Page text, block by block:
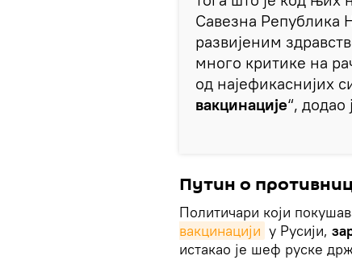
Савезна Република
развијеним
много критике на
од најефикаснијих
вакцинације“, додао
Путин о
Политичари који
вакцинацији у Русији,
истакао је шеф руске